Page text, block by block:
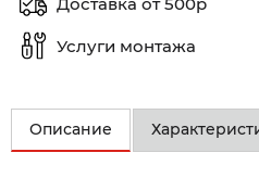
Доставка от 500р
Услуги монтажа
Описание